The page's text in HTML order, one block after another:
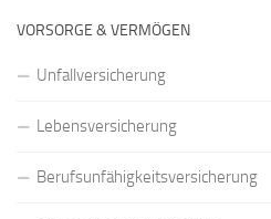
VORSORGE & VERMÖGEN
Unfallversicherung
Lebensversicherung
Berufsunfähigkeitsversicherung